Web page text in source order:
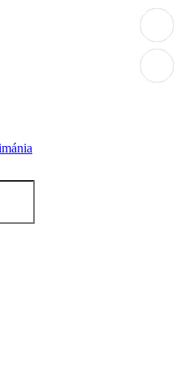
Gyula utca 32. – Chilimánia üzlet.